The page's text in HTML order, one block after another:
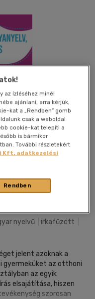
nyelvű irkafűzött
jelent azoknak a
gyermeküket az otthoni
az egyik
elsajátítása, hiszen
szorosan
az ízléséhez minél
ajánlani, arra kérjük,
kat a „Rendben” gomb
csak a weboldal
cookie-kat telepíti a
is bármikor
További részletekért
Kft. adatkezelési
Rendben